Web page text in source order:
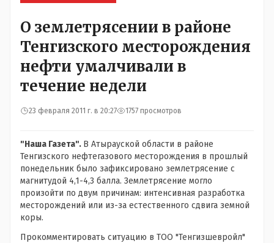
О землетрясении в районе
Тенгизского месторождения
нефти умалчивали в
течение недели
23 февраля 2011 г. в 20:27 1757 просмотров
"Наша Газета". В Атырауской области в районе
Тенгизского нефтегазового месторождения в прошлый
понедельник было зафиксировано землетрясение с
магнитудой 4,1-4,3 балла. Землетрясение могло
произойти по двум причинам: интенсивная разработка
месторождений или из-за естественного сдвига земной
коры.
Прокомментировать ситуацию в ТОО "Тенгизшевройл"